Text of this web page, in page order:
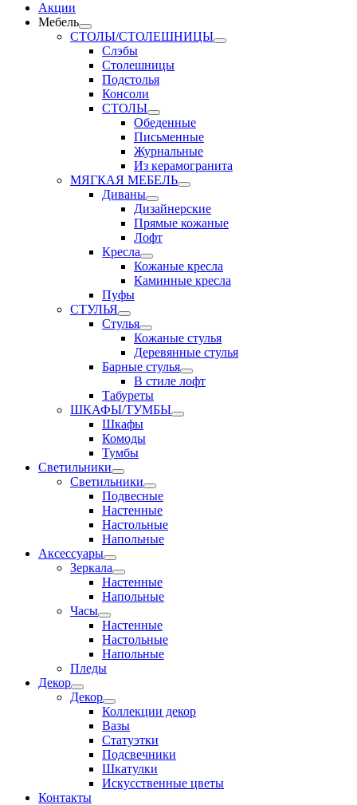
Акции
Мебель
СТОЛЫ/СТОЛЕШНИЦЫ
Слэбы
Столешницы
Подстолья
Консоли
СТОЛЫ
Обеденные
Письменные
Журнальные
Из керамогранита
МЯГКАЯ МЕБЕЛЬ
Диваны
Дизайнерские
Прямые кожаные
Лофт
Кресла
Кожаные кресла
Каминные кресла
Пуфы
СТУЛЬЯ
Стулья
Кожаные стулья
Деревянные стулья
Барные стулья
В стиле лофт
Табуреты
ШКАФЫ/ТУМБЫ
Шкафы
Комоды
Тумбы
Светильники
Светильники
Подвесные
Настенные
Настольные
Напольные
Аксессуары
Зеркала
Настенные
Напольные
Часы
Настенные
Настольные
Напольные
Пледы
Декор
Декор
Коллекции декор
Вазы
Статуэтки
Подсвечники
Шкатулки
Искусственные цветы
Контакты